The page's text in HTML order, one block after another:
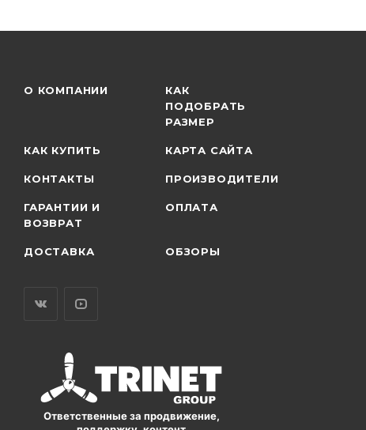
О КОМПАНИИ
КАК
ПОДОБРАТЬ
РАЗМЕР
КАК КУПИТЬ КАРТА САЙТА
КОНТАКТЫ ПРОИЗВОДИТЕЛИ
ГАРАНТИИ И
ВОЗВРАТ
ОПЛАТА
ДОСТАВКА ОБЗОРЫ
Ответственные за продвижение,